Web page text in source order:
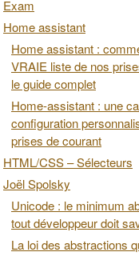
Exam
Home assistant
Home assistant :
VRAIE liste de nos
le guide complet
Home-assistant : une
configuration
prises de courant
HTML/CSS – Sélecteurs
Joël Spolsky
Unicode : le minimum
tout développeur doit
La loi des abstractions